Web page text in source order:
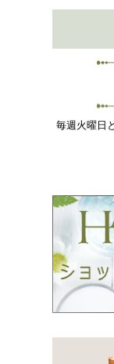
毎週火曜日